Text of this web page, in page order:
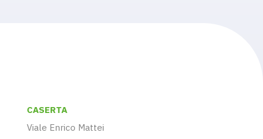
CASERTA
Viale Enrico Mattei